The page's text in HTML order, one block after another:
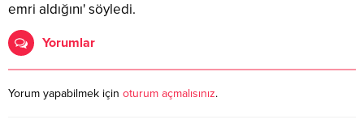
emri aldığını' söyledi.
Yorumlar
Yorum yapabilmek için oturum açmalısınız.